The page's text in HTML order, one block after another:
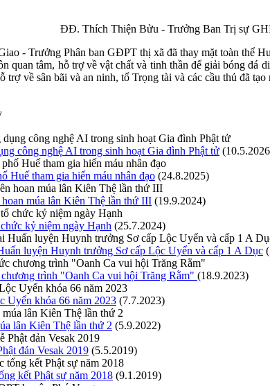
ĐĐ. Thích Thiện Bửu - Trưởng Ban Trị sự
- Trưởng Phân ban GĐPT thị xã đã thay mặt toàn thể
tâm, hỗ trợ về vật chất và tinh thần để giải bóng
về sân bãi và an ninh, tổ Trọng tài và các cầu thủ đã
công nghệ AI trong sinh hoạt Gia đình Phật tử
Huế tham gia hiến máu nhân đạo (24.8.2025)
múa lân Kiên Thệ lần thứ III (19.9.2024)
kỷ niệm ngày Hạnh (25.7.2024)
luyện Huynh trưởng Sơ cấp Lộc Uyển và cấp 1 A Dục
trình "Oanh Ca vui hội Trăng Rằm" (18.9.2023)
Uyển khóa 66 năm 2023 (7.7.2023)
lân Kiên Thệ lần thứ 2 (5.9.2022)
đản Vesak 2019 (5.5.2019)
kết Phật sự năm 2018 (9.1.2019)